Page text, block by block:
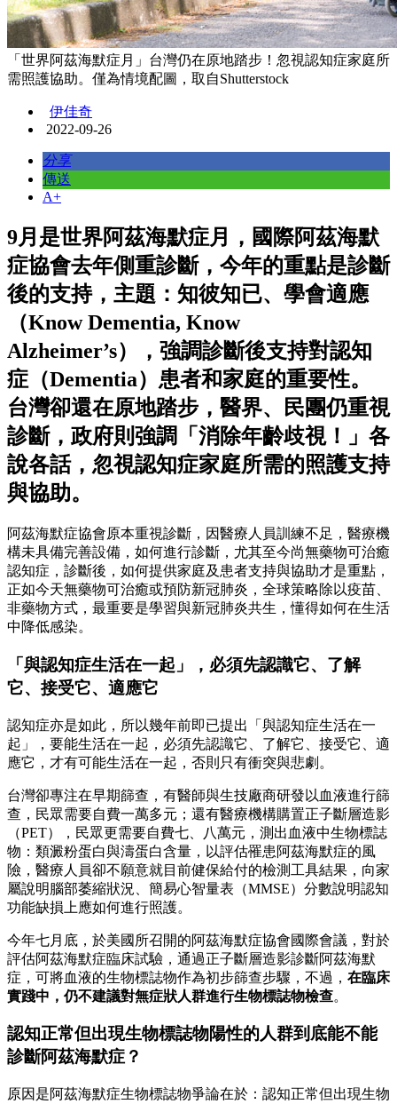
「世界阿茲海默症月」台灣仍在原地踏步！忽視認知症家庭所
需照護協助。僅為情境配圖，取自Shutterstock
伊佳奇
2022-09-26
分享
傳送
A+
9月是世界阿茲海默症月，國際阿茲海默
症協會去年側重診斷，今年的重點是診斷
後的支持，主題：知彼知已、學會適應
（Know Dementia, Know
Alzheimer’s），強調診斷後支持對認知
症（Dementia）患者和家庭的重要性。
台灣卻還在原地踏步，醫界、民團仍重視
診斷，政府則強調「消除年齡歧視！」各
說各話，忽視認知症家庭所需的照護支持
與協助。
阿茲海默症協會原本重視診斷，因醫療人員訓練不足，醫療機
構未具備完善設備，如何進行診斷，尤其至今尚無藥物可治癒
認知症，診斷後，如何提供家庭及患者支持與協助才是重點，
正如今天無藥物可治癒或預防新冠肺炎，全球策略除以疫苗、
非藥物方式，最重要是學習與新冠肺炎共生，懂得如何在生活
中降低感染。
「與認知症生活在一起」，必須先認識它、了解
它、接受它、適應它
認知症亦是如此，所以幾年前即已提出「與認知症生活在一
起」，要能生活在一起，必須先認識它、了解它、接受它、適
應它，才有可能生活在一起，否則只有衝突與悲劇。
台灣卻專注在早期篩查，有醫師與生技廠商研發以血液進行篩
查，民眾需要自費一萬多元；還有醫療機構購置正子斷層造影
（PET），民眾更需要自費七、八萬元，測出血液中生物標誌
物：類澱粉蛋白與濤蛋白含量，以評估罹患阿茲海默症的風
險，醫療人員卻不願意就目前健保給付的檢測工具結果，向家
屬說明腦部萎縮狀況、簡易心智量表（MMSE）分數說明認知
功能缺損上應如何進行照護。
今年七月底，於美國所召開的阿茲海默症協會國際會議，對於
評估阿茲海默症臨床試驗，通過正子斷層造影診斷阿茲海默
症，可將血液的生物標誌物作為初步篩查步驟，不過， 在臨床
實踐中，仍不建議對無症狀人群進行生物標誌物檢查。
認知正常但出現生物標誌物陽性的人群到底能不能
診斷阿茲海默症？
原因是阿茲海默症生物標誌物爭論在於：認知正常但出現生物